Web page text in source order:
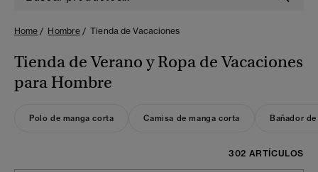
Home Hombre Tienda de Vacaciones
Tienda de Verano y Ropa de Vacaciones
para Hombre
Polo de manga corta Camisa de manga corta Bañador
302 ARTÍCULOS